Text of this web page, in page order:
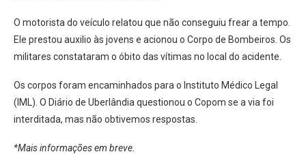
O motorista do veículo relatou que não conseguiu frear a tempo.
Ele prestou auxilio às jovens e acionou o Corpo de Bombeiros. Os
militares constataram o óbito das vítimas no local do acidente.
Os corpos foram encaminhados para o Instituto Médico Legal
(IML). O Diário de Uberlândia questionou o Copom se a via foi
interditada, mas não obtivemos respostas.
*Mais informações em breve.